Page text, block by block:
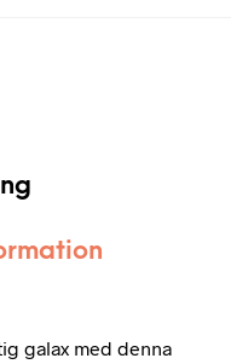
galax med denna